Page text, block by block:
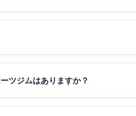
ツジムはありますか？